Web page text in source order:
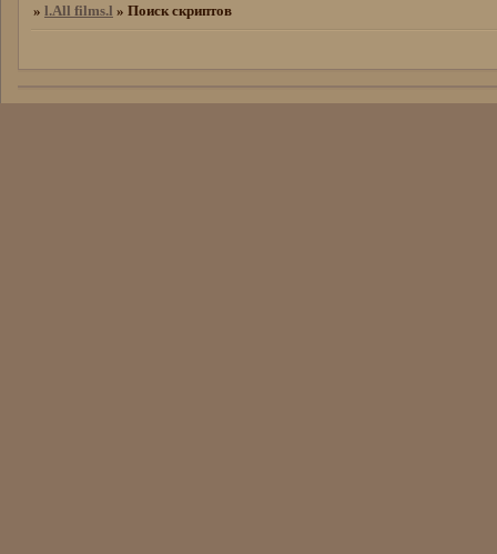
» l.All films.l » Поиск скриптов